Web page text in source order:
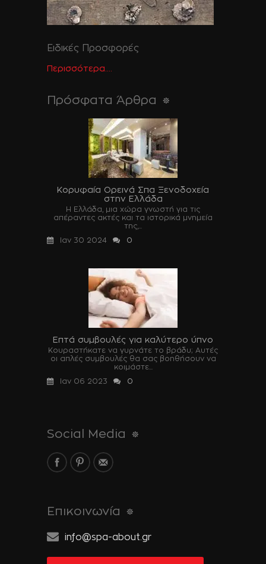
Ειδικές Προσφορές
Περισσότερα....
Πρόσφατα Άρθρα
Κορυφαία Ορεινά Σπα Ξενοδοχεία
στην Ελλάδα
Η Ελλάδα, μια χώρα γνωστή για τις
απέραντες ακτές και τα ιστορικά μνημεία
της,...
Ιαν 30 2024
0
Επτά συμβουλές για καλύτερο ύπνο
Κουραστήκατε να γυρνάτε το βράδυ; Αυτές
οι απλές συμβουλές θα σας βοηθήσουν να
κοιμάστε...
Ιαν 06 2023
0
Social Media
Επικοινωνία
info@spa-about.gr